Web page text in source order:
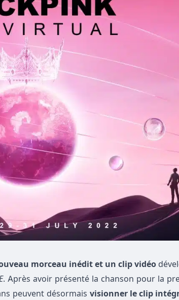
morceau inédit et un clip vidéo
. Après avoir présenté la chanson pour la
peuvent désormais visionner le clip